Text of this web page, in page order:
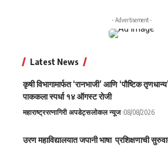
- Advertisement -
Latest News
कृषी विभागामार्फत ‘रानभाजी’ आणि ‘पौष्टिक तृणधान्य’
पाककला स्पर्धा १४ ऑगस्ट रोजी
महाराष्ट्ररत्नागिरी अपडेट्सलोकल न्यूज 08/08/2026
उरण महाविद्यालयात जपानी भाषा प्रशिक्षणाची